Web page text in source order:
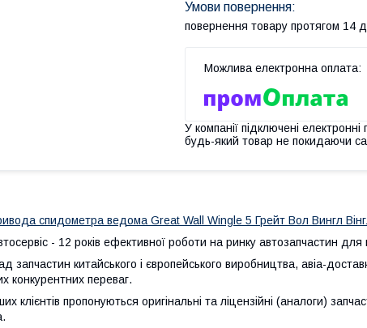
повернення товару протягом 14
У компанії підключені
будь-який товар не покидаючи
спидометра ведома Great Wall Wingle 5 Грейт Вол Вингл
- 12 років ефективної роботи на ринку автозапчастин для
запчастин китайського і європейського виробництва, авіа-
конкурентних переваг.
клієнтів пропонуються оригінальні та ліцензійні (аналоги)